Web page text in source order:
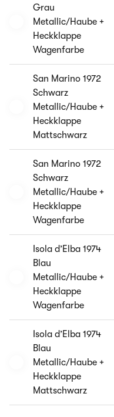
Grau
Metallic/Haube +
Heckklappe
Wagenfarbe
San Marino 1972
Schwarz
Metallic/Haube +
Heckklappe
Mattschwarz
San Marino 1972
Schwarz
Metallic/Haube +
Heckklappe
Wagenfarbe
Isola d’Elba 1974
Blau
Metallic/Haube +
Heckklappe
Wagenfarbe
Isola d’Elba 1974
Blau
Metallic/Haube +
Heckklappe
Mattschwarz